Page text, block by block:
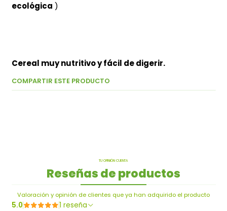
ecológica )
Cereal muy nutritivo y fácil de digerir.
COMPARTIR ESTE PRODUCTO
TU OPINIÓN CUENTA
Reseñas de productos
Valoración y opinión de clientes que ya han adquirido el producto
5.0 1 reseña